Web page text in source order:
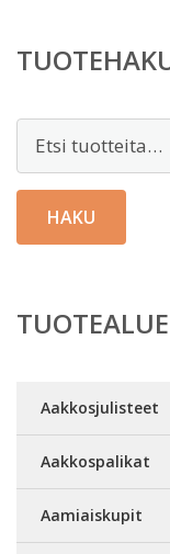
Etsi:
HAKU
Aakkosjulisteet
Aakkospalikat
Aamiaiskupit